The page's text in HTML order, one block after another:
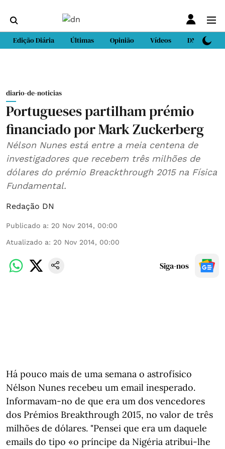
Edição Diária Últimas Opinião Vídeos DN Sport
diario-de-noticias
Portugueses partilham prémio
financiado por Mark Zuckerberg
Nélson Nunes está entre a meia centena de
investigadores que recebem três milhões de
dólares do prémio Breackthrough 2015 na Física
Fundamental.
Redação DN
Publicado a: 20 Nov 2014, 00:00
Atualizado a: 20 Nov 2014, 00:00
Siga-nos
Há pouco mais de uma semana o astrofísico
Nélson Nunes recebeu um email inesperado.
Informavam-no de que era um dos vencedores
dos Prémios Breakthrough 2015, no valor de três
milhões de dólares. "Pensei que era um daquele
emails do tipo «o príncipe da Nigéria atribui-lhe